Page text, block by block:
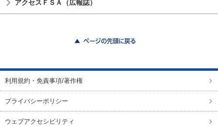
アクセスＦＳＡ（広報誌）
利用規約・免責事項/著作権
プライバシーポリシー
ウェブアクセシビリティ